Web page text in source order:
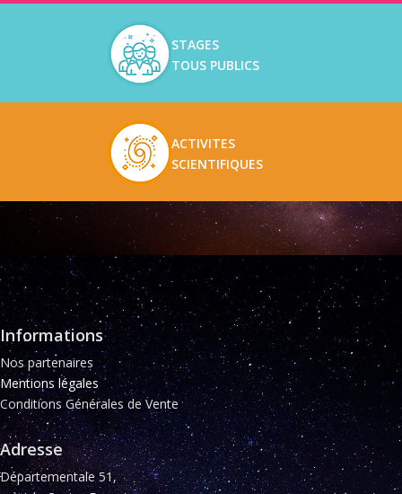
STAGES
TOUS PUBLICS
ACTIVITES
SCIENTIFIQUES
Informations
Nos partenaires
Mentions légales
Conditions Générales de Vente
Adresse
Départementale 51,